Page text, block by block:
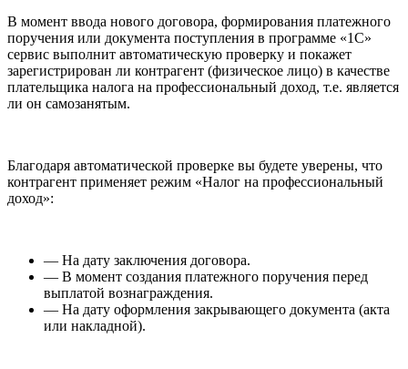
В момент ввода нового договора, формирования платежного
поручения или документа поступления в программе «1С»
сервис выполнит автоматическую проверку и покажет
зарегистрирован ли контрагент (физическое лицо) в качестве
плательщика налога на профессиональный доход, т.е. является
ли он самозанятым.
Благодаря автоматической проверке вы будете уверены, что
контрагент применяет режим «Налог на профессиональный
доход»:
— На дату заключения договора.
— В момент создания платежного поручения перед
выплатой вознаграждения.
— На дату оформления закрывающего документа (акта
или накладной).